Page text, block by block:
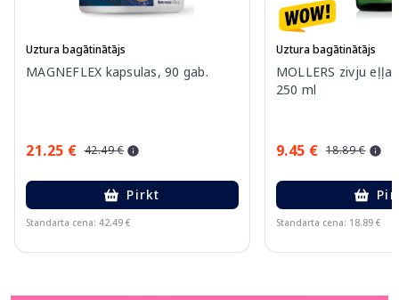
Uztura bagātinātājs
MAGNEFLEX kapsulas, 90 gab.
21.25 € 42.49 €
Pirkt
Standarta cena: 42.49 €
Uztura bagātinātājs
MOLLERS zivju eļļa
250 ml
9.45 € 18.89 €
Standarta cena: 18.89 €